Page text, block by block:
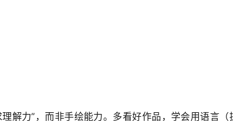
解力”，而非手绘能力。多看好作品，学会用语言（